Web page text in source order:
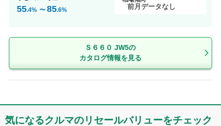
55.4% 〜 85.6% 前月データなし
Ｓ６６０ JW5の
カタログ情報を見る
気になるクルマのリセールバリューをチェック